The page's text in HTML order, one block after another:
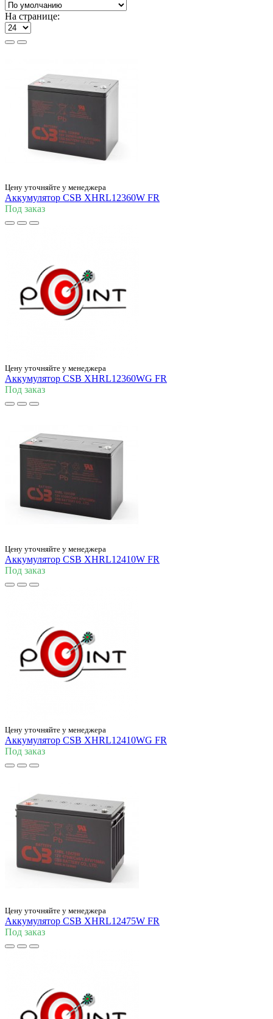
На странице:
Цену уточняйте у менеджера
Аккумулятор CSB XHRL12360W FR
Под заказ
Цену уточняйте у менеджера
Аккумулятор CSB XHRL12360WG FR
Под заказ
Цену уточняйте у менеджера
Аккумулятор CSB XHRL12410W FR
Под заказ
Цену уточняйте у менеджера
Аккумулятор CSB XHRL12410WG FR
Под заказ
Цену уточняйте у менеджера
Аккумулятор CSB XHRL12475W FR
Под заказ